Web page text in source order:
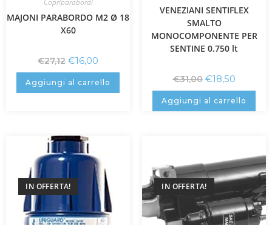
Copriparabordi
MAJONI PARABORDO M2 Ø 18
X60
€27,12 €16,00
Aggiungi al carrello
VENEZIANI SENTIFLEX
SMALTO
MONOCOMPONENTE PER
SENTINE 0.750 lt
€31,00 €18,50
Aggiungi al carrello
IN OFFERTA! IN OFFERTA!